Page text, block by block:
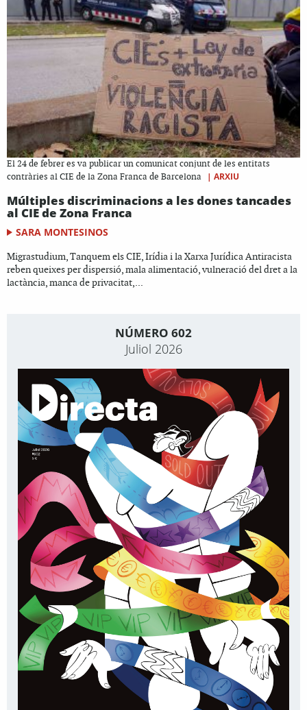
El 24 de febrer es va publicar un comunicat conjunt de les entitats
contràries al CIE de la Zona Franca de Barcelona
| ARXIU
Múltiples discriminacions a les dones tancades
al CIE de Zona Franca
SARA MONTESINOS
Migrastudium, Tanquem els CIE, Irídia i la Xarxa Jurídica Antiracista
reben queixes per dispersió, mala alimentació, vulneració del dret a la
lactància, manca de privacitat,...
NÚMERO 602
Juliol 2026